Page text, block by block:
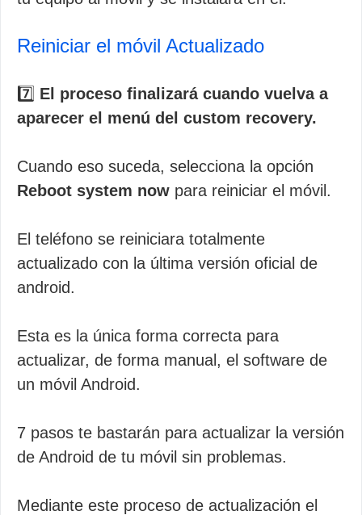
Reiniciar el móvil Actualizado
7️⃣ El proceso finalizará cuando vuelva a
aparecer el menú del custom recovery.
Cuando eso suceda, selecciona la opción
Reboot system now para reiniciar el móvil.
El teléfono se reiniciara totalmente
actualizado con la última versión oficial de
android.
Esta es la única forma correcta para
actualizar, de forma manual, el software de
un móvil Android.
7 pasos te bastarán para actualizar la versión
de Android de tu móvil sin problemas.
Mediante este proceso de actualización el